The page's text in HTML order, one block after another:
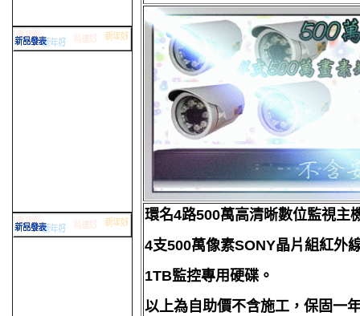
環名4路500萬高清晰數位監視主
4支500萬像素SONY晶片組紅外
1TB監控專用硬碟。
以上為自助價不含施工，保固一